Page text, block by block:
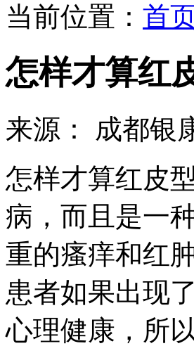
当前位置： 首
怎样才算红
来源： 成都银
怎样才算红皮
病，而且是一
重的瘙痒和红
患者如果出现
心理健康，所